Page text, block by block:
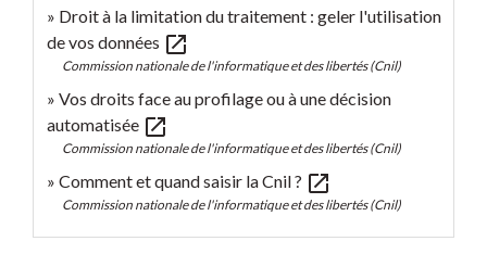
Droit à la limitation du traitement : geler l'utilisation
de vos données open_in_new
Commission nationale de l'informatique et des libertés (Cnil)
Vos droits face au profilage ou à une décision
automatisée open_in_new
Commission nationale de l'informatique et des libertés (Cnil)
Comment et quand saisir la Cnil ? open_in_new
Commission nationale de l'informatique et des libertés (Cnil)